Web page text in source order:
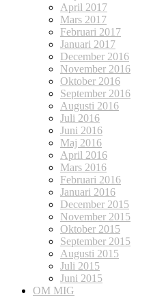
April 2017
Mars 2017
Februari 2017
Januari 2017
December 2016
November 2016
Oktober 2016
September 2016
Augusti 2016
Juli 2016
Juni 2016
Maj 2016
April 2016
Mars 2016
Februari 2016
Januari 2016
December 2015
November 2015
Oktober 2015
September 2015
Augusti 2015
Juli 2015
Juni 2015
OM MIG